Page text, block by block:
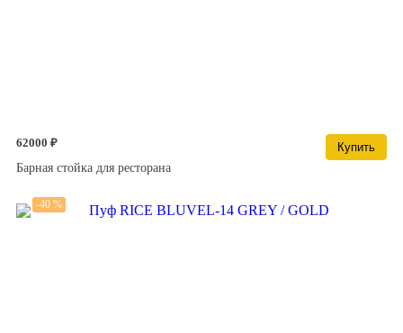
62000 ₽
Купить
Барная стойка для ресторана
-40 %